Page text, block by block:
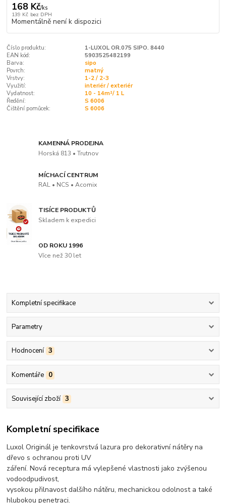
168 Kč/ks
139 Kč bez DPH
Momentálně není k dispozici
Číslo produktu:
1-LUXOL OR.075 SIPO. 8440
EAN kód:
5903525482199
Barva:
sipo
Povrch:
matný
Vrstvy:
1-2 / 2-3
Využití:
interiér / exteriér
Vydatnost:
10 - 14m²/ 1 L
Ředění:
S 6006
Čištění pomůcek:
S 6006
KAMENNÁ PRODEJNA
Horská 813 • Trutnov
MÍCHACÍ CENTRUM
RAL • NCS • Acomix
TISÍCE PRODUKTŮ
Skladem k expedici
OD ROKU 1996
Více než 30 let
Kompletní specifikace
Parametry
Hodnocení 3
Komentáře 0
Související zboží 3
Kompletní specifikace
Luxol Originál je tenkovrstvá lazura pro dekorativní nátěry na
dřevo s ochranou proti UV
záření. Nová receptura má vylepšené vlastnosti jako zvýšenou
vodoodpudivost,
vysokou přilnavost dalšího nátěru, mechanickou odolnost a také
hlubokou penetraci.